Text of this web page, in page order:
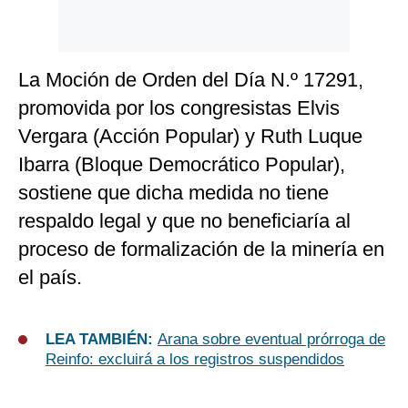
La Moción de Orden del Día N.º 17291,
promovida por los congresistas Elvis
Vergara (Acción Popular) y Ruth Luque
Ibarra (Bloque Democrático Popular),
sostiene que dicha medida no tiene
respaldo legal y que no beneficiaría al
proceso de formalización de la minería en
el país.
LEA TAMBIÉN: Arana sobre eventual prórroga de
Reinfo: excluirá a los registros suspendidos